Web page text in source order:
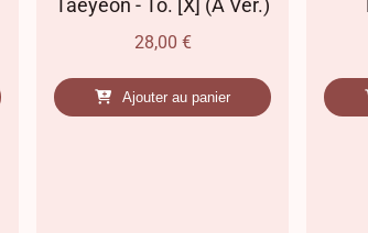
Taeyeon - To. [X] (A Ver.)
28,00 €
Ajouter au panier